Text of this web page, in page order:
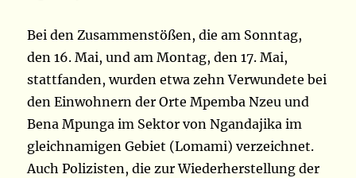
Bei den Zusammenstößen, die am Sonntag,
den 16. Mai, und am Montag, den 17. Mai,
stattfanden, wurden etwa zehn Verwundete bei
den Einwohnern der Orte Mpemba Nzeu und
Bena Mpunga im Sektor von Ngandajika im
gleichnamigen Gebiet (Lomami) verzeichnet.
Auch Polizisten, die zur Wiederherstellung der